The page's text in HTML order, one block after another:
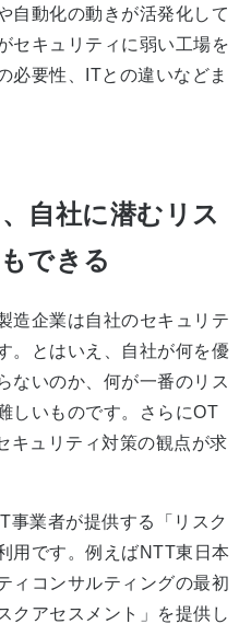
自動化の動きが活発化して
セキュリティに弱い工場を
必要性、ITとの違いなどま
自社に潜むリス
できる
造企業は自社のセキュリテ
。とはいえ、自社が何を優
ないのか、何が一番のリス
しいものです。さらにOT
キュリティ対策の観点が求
業者が提供する「リスク
用です。例えばNTT東日本
ィコンサルティングの最初
クアセスメント」を提供し